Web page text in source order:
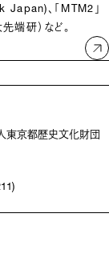
Japan)、「MTM2」
研）など。
人東京都歴史文化財団